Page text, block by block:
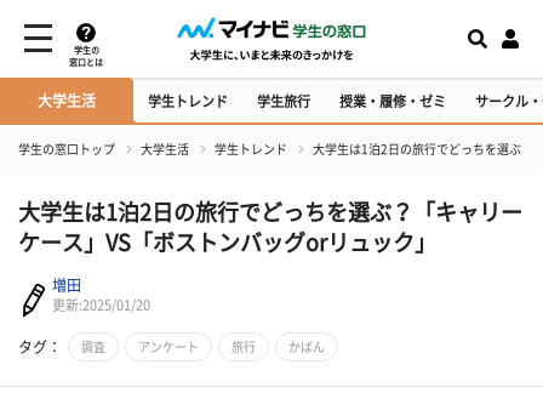
学生の
窓口とは
大学生活 学生トレンド 学生旅行 授業・履修・ゼミ サークル
学生の窓口トップ 大学生活 学生トレンド 大学生は1泊2日の旅行でどっちを選ぶ？
大学生は1泊2日の旅行でどっちを選ぶ？「キャリー
ケース」VS「ボストンバッグorリュック」
増田
更新:2025/01/20
タグ： 調査 アンケート 旅行 かばん